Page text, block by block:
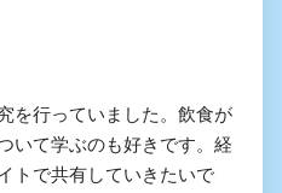
を行っていました。飲食が
いて学ぶのも好きです。経
トで共有していきたいで